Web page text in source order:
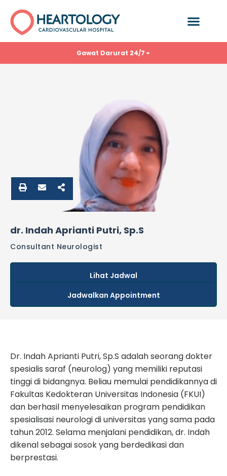
Gawat Darurat 24/7
dr. Indah Aprianti Putri, Sp.S
Consultant Neurologist
Lihat Jadwal
Jadwalkan Appointment
Dr. Indah Aprianti Putri, Sp.S adalah seorang dokter
spesialis saraf (neurolog) yang memiliki reputasi
tinggi di bidangnya. Beliau memulai pendidikannya di
Fakultas Kedokteran Universitas Indonesia (FKUI)
dan berhasil menyelesaikan program pendidikan
spesialisasi neurologi di universitas yang sama pada
tahun 2012. Selama menjalani pendidikan, dr. Indah
dikenal sebagai sosok yang berdedikasi dan
berprestasi.